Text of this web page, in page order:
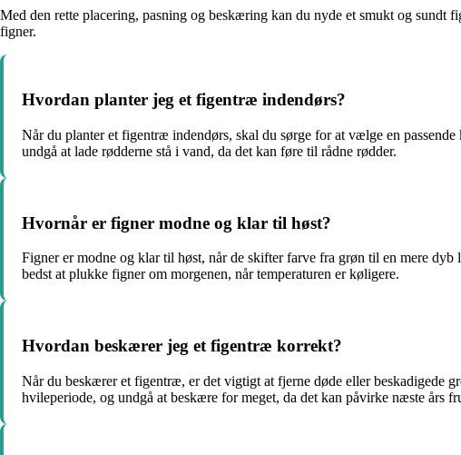
Med den rette placering, pasning og beskæring kan du nyde et smukt og
figner.
Hvordan planter jeg et figentræ indendørs?
Når du planter et figentræ indendørs, skal du sørge for at vælge en
undgå at lade rødderne stå i vand, da det kan føre til rådne rødder.
Hvornår er figner modne og klar til høst?
Figner er modne og klar til høst, når de skifter farve fra grøn til en mere
bedst at plukke figner om morgenen, når temperaturen er køligere.
Hvordan beskærer jeg et figentræ korrekt?
Når du beskærer et figentræ, er det vigtigt at fjerne døde eller beskadigede
hvileperiode, og undgå at beskære for meget, da det kan påvirke næste års